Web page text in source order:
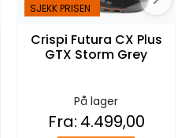
SJEKK PRISEN
Crispi Futura CX Plus
GTX Storm Grey
På lager
Fra: 4.499,00